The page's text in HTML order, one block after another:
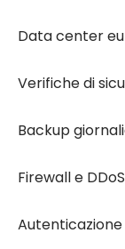
Data center
Verifiche di
Backup
Firewall e